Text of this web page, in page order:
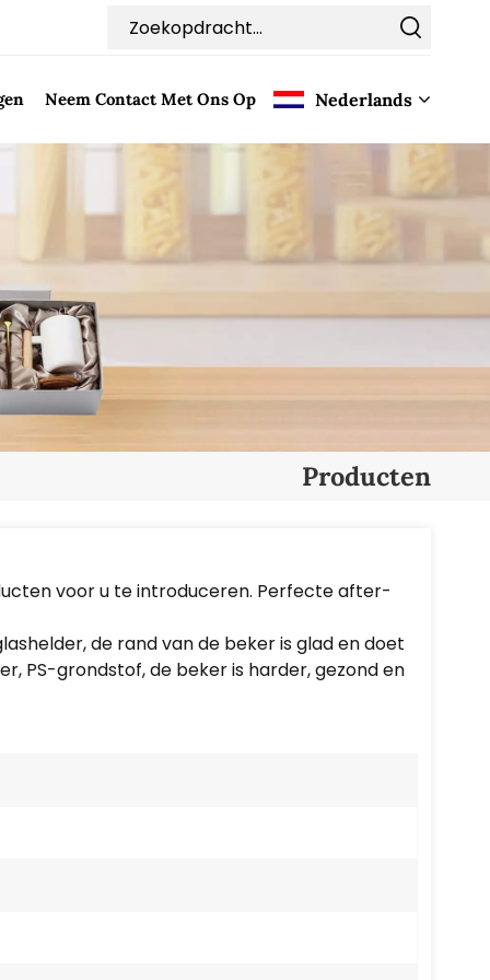
Neem Contact Met Ons Op Nederlands
English
Français
Español
Türkçe
العربية
Producten
voor u te introduceren. Perfecte after-
de rand van de beker is glad en doet
PS-grondstof, de beker is harder, gezond en